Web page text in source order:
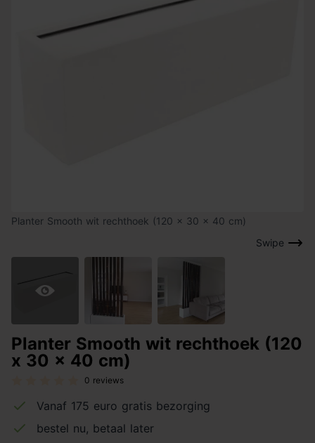
Swipe
Planter Smooth wit rechthoek (120 x 30 x 40 cm)
Planter Smooth wit rechthoek (120
x 30 x 40 cm)
0 reviews
Vanaf 175 euro gratis bezorging
bestel nu, betaal later